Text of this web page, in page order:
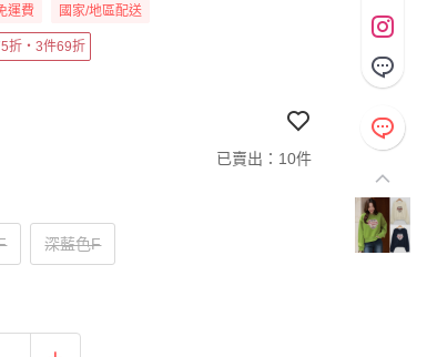
運費 國家/地區配送
折・3件69折
已賣出：10件
深藍色F